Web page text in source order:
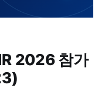
2026 참가